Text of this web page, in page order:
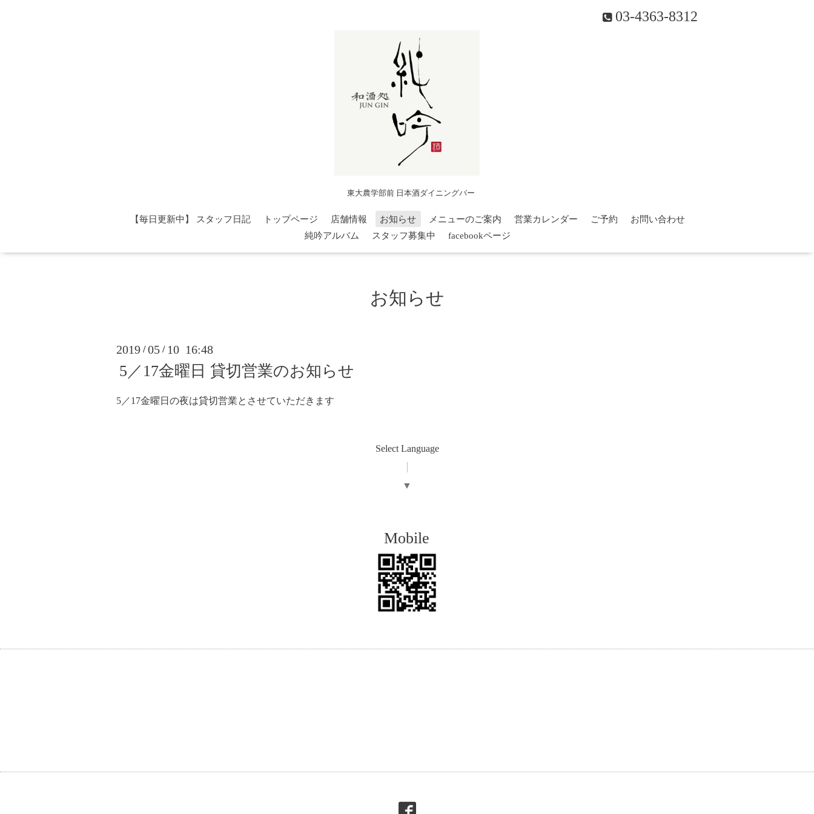
03-4363-8312
東大農学部前 日本酒ダイニングバー
【毎日更新中】 スタッフ日記 トップページ 店舗情報 お知らせ メニューのご案内 営業カレンダー ご予約
お問い合わせ
純吟アルバム
スタッフ募集中 facebookページ
お知らせ
2019 /05 / 10 16:48
5／17金曜日 貸切営業のお知らせ
5／17金曜日の夜は貸切営業とさせていただきます
Select Language
▼
Mobile